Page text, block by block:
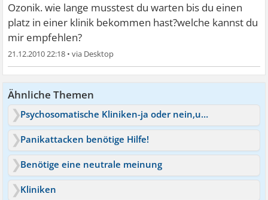
Ozonik. wie lange musstest du warten bis du einen
platz in einer klinik bekommen hast?welche kannst du
mir empfehlen?
21.12.2010 22:18 •
Ähnliche Themen
Psychosomatische Kliniken-ja oder nein,und wenn dann welche?
Panikattacken benötige Hilfe!
Benötige eine neutrale meinung
Kliniken